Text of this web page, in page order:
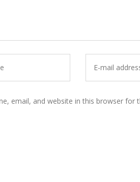
email, and website in this browser for